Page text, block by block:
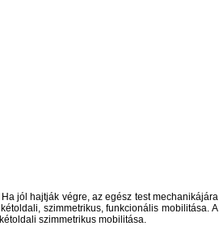
jól hajtják végre, az egész test mechanikájára
szimmetrikus, funkcionális mobilitása. A
szimmetrikus mobilitása.